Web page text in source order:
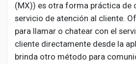
(MX)) es otra forma práctica de
servicio de atención al cliente.
para llamar o chatear con el
cliente directamente desde la
brinda otro método para